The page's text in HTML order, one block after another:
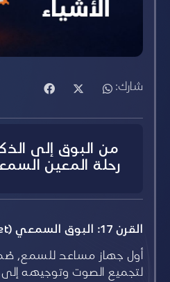
شارك:
من البوق إلى
رحلة المعين
القرن 17: البوق السمعي (
أول جهاز مساعد للسمع،
لتجميع الصوت وتوجيهه إلى